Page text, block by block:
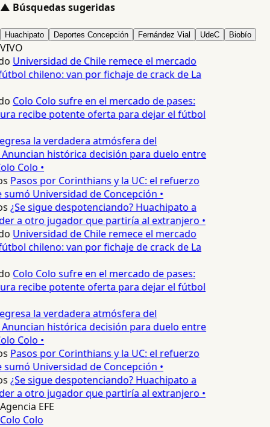
▲ Búsquedas sugeridas
Huachipato Deportes Concepción Fernández Vial UdeC Biobío
VIVO
Universidad de Chile remece el mercado
chileno: van por fichaje de crack de La
Colo Colo sufre en el mercado de pases:
recibe potente oferta para dejar el fútbol
la verdadera atmósfera del
histórica decisión para duelo entre
Colo •
Pasos por Corinthians y la UC: el refuerzo
Universidad de Concepción •
¿Se sigue despotenciando? Huachipato a
a otro jugador que partiría al extranjero •
Universidad de Chile remece el mercado
chileno: van por fichaje de crack de La
Colo Colo sufre en el mercado de pases:
recibe potente oferta para dejar el fútbol
la verdadera atmósfera del
histórica decisión para duelo entre
Colo •
Pasos por Corinthians y la UC: el refuerzo
Universidad de Concepción •
¿Se sigue despotenciando? Huachipato a
a otro jugador que partiría al extranjero •
Agencia EFE
Colo Colo